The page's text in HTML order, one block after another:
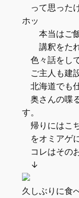
って思った
ホッ
本当はご飯
講釈をたれ
色々話をし
ご主人も建
北海道でも
奥さんの喋
す。
帰りにはこ
をオミアゲに
コレはその
↓
久しぶりに食